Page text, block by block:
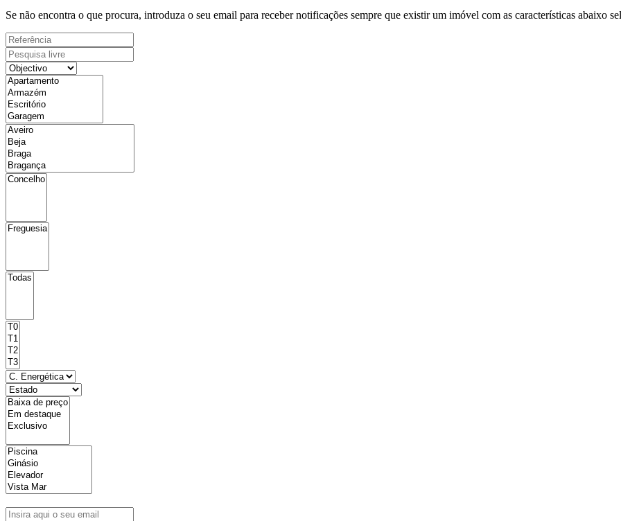
Se não encontra o que procura, introduza o seu email para receber notificações sempre que existir um imóvel com as características abaixo